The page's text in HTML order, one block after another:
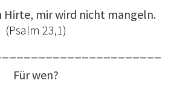
Hirte, mir wird nicht mangeln.
(Psalm 23,1)
Für wen?